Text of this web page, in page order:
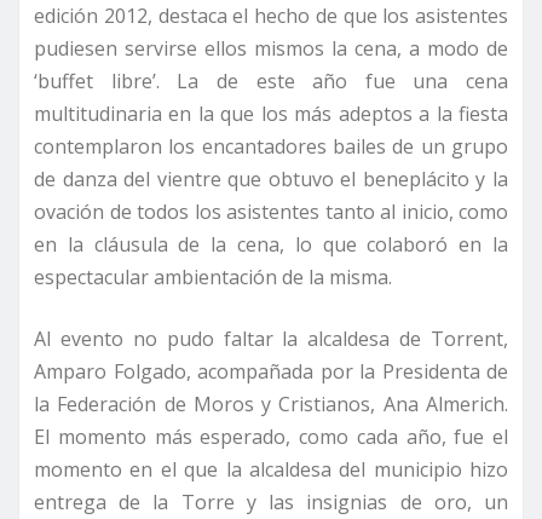
edición 2012, destaca el hecho de que los asistentes
pudiesen servirse ellos mismos la cena, a modo de
‘buffet libre’. La de este año fue una cena
multitudinaria en la que los más adeptos a la fiesta
contemplaron los encantadores bailes de un grupo
de danza del vientre que obtuvo el beneplácito y la
ovación de todos los asistentes tanto al inicio, como
en la cláusula de la cena, lo que colaboró en la
espectacular ambientación de la misma.
Al evento no pudo faltar la alcaldesa de Torrent,
Amparo Folgado, acompañada por la Presidenta de
la Federación de Moros y Cristianos, Ana Almerich.
El momento más esperado, como cada año, fue el
momento en el que la alcaldesa del municipio hizo
entrega de la Torre y las insignias de oro, un